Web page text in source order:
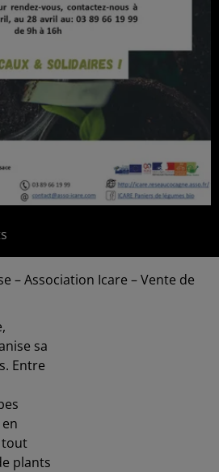
– Association Icare – Vente de
sa
Entre
tout
plants